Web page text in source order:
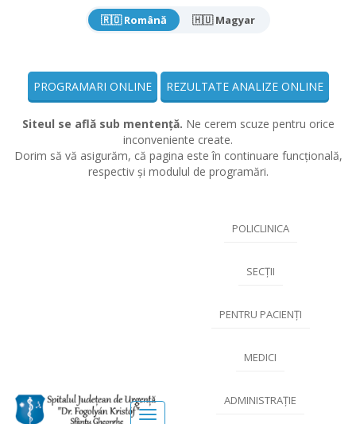
🇷🇴 Română 🇭🇺 Magyar
PROGRAMARI ONLINE REZULTATE ANALIZE ONLINE
Siteul se află sub mentență. Ne cerem scuze pentru orice
inconveniente create.
Dorim să vă asigurăm, că pagina este în continuare funcțională,
respectiv și modulul de programări.
Meniu
POLICLINICA
SECȚII
PENTRU PACIENȚI
MEDICI
ADMINISTRAȚIE